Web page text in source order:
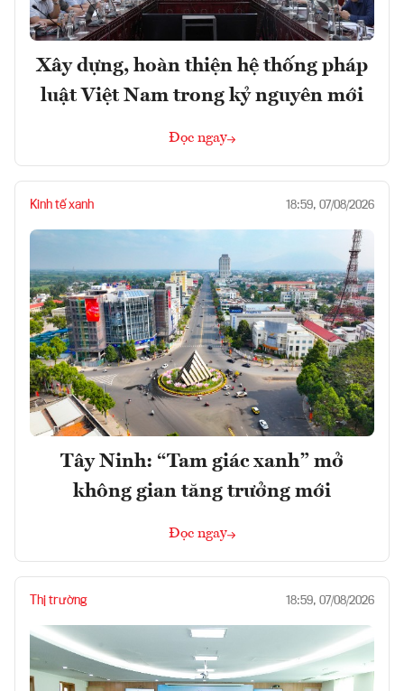
Xây dựng, hoàn thiện hệ thống pháp
luật Việt Nam trong kỷ nguyên mới
Đọc ngay
Kinh tế xanh 18:59, 07/08/2026
Tây Ninh: “Tam giác xanh” mở
không gian tăng trưởng mới
Đọc ngay
Thị trường 18:59, 07/08/2026